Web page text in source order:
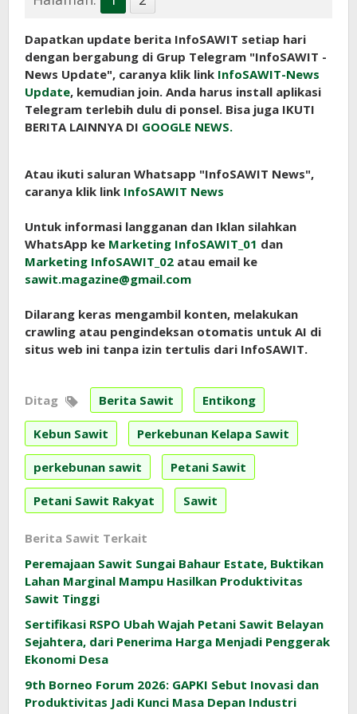
Dapatkan update berita InfoSAWIT setiap hari
dengan bergabung di Grup Telegram "InfoSAWIT -
News Update", caranya klik link InfoSAWIT-News
Update, kemudian join. Anda harus install aplikasi
Telegram terlebih dulu di ponsel. Bisa juga IKUTI
BERITA LAINNYA DI GOOGLE NEWS.
Atau ikuti saluran Whatsapp "InfoSAWIT News",
caranya klik link InfoSAWIT News
Untuk informasi langganan dan Iklan silahkan
WhatsApp ke Marketing InfoSAWIT_01 dan
Marketing InfoSAWIT_02 atau email ke
sawit.magazine@gmail.com
Dilarang keras mengambil konten, melakukan
crawling atau pengindeksan otomatis untuk AI di
situs web ini tanpa izin tertulis dari InfoSAWIT.
Ditag Berita Sawit Entikong
Kebun Sawit Perkebunan Kelapa Sawit
perkebunan sawit Petani Sawit
Petani Sawit Rakyat Sawit
Berita Sawit Terkait
Peremajaan Sawit Sungai Bahaur Estate, Buktikan
Lahan Marginal Mampu Hasilkan Produktivitas
Sawit Tinggi
Sertifikasi RSPO Ubah Wajah Petani Sawit Belayan
Sejahtera, dari Penerima Harga Menjadi Penggerak
Ekonomi Desa
9th Borneo Forum 2026: GAPKI Sebut Inovasi dan
Produktivitas Jadi Kunci Masa Depan Industri